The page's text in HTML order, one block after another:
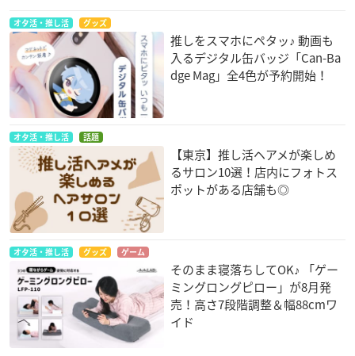
オタ活・推し活 グッズ
推しをスマホにペタッ♪ 動画も
入るデジタル缶バッジ「Can-Ba
dge Mag」全4色が予約開始！
オタ活・推し活 話題
【東京】推し活ヘアメが楽しめ
るサロン10選！店内にフォトス
ポットがある店舗も◎
オタ活・推し活 グッズ ゲーム
そのまま寝落ちしてOK♪ 「ゲー
ミングロングピロー」が8月発
売！高さ7段階調整＆幅88cmワ
イド